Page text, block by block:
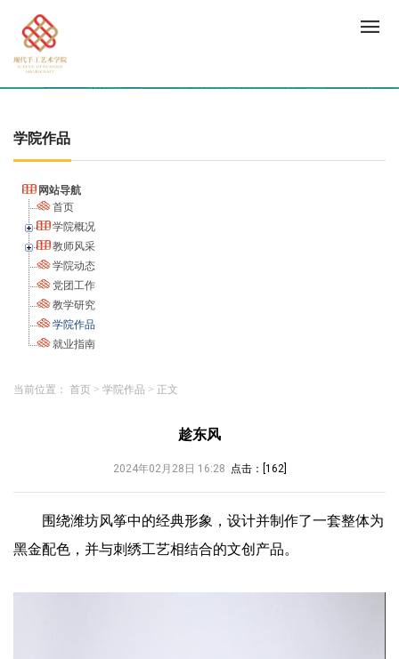
学院作品
网站导航
首页
学院概况
教师风采
学院动态
党团工作
教学研究
学院作品
就业指南
当前位置： 首页 > 学院作品 > 正文
趁东风
2024年02月28日 16:28 点击：[ 162]
围绕潍坊风筝中的经典形象，设计并制作了一套整体为
黑金配色，并与刺绣工艺相结合的文创产品。